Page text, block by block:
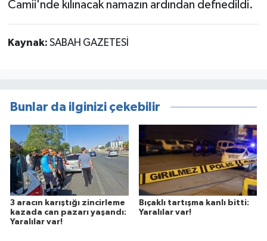
Camii'nde kılınacak namazın ardından defnedildi.
Kaynak: SABAH GAZETESİ
Bunlar da ilginizi çekebilir
3 aracın karıştığı zincirleme
kazada can pazarı yaşandı:
Yaralılar var!
Bıçaklı tartışma kanlı bitti:
Yaralılar var!